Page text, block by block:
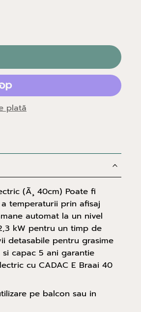
plată
(Ã¸ 40cm) Poate fi
temperaturii prin afisaj
automat la un nivel
kW pentru un timp de
detasabile pentru grasime
capac 5 ani garantie
cu CADAC E Braai 40
pe balcon sau in